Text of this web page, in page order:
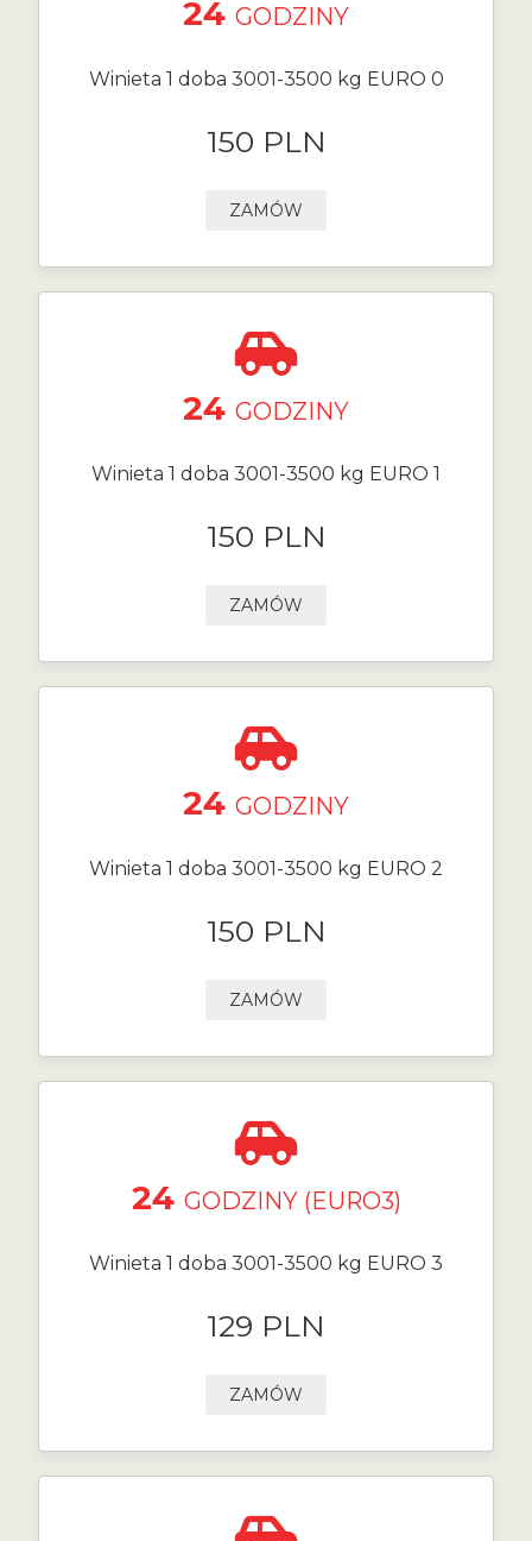
24 GODZINY
Winieta 1 doba 3001-3500 kg EURO 0
150 PLN
ZAMÓW
24 GODZINY
Winieta 1 doba 3001-3500 kg EURO 1
150 PLN
ZAMÓW
24 GODZINY
Winieta 1 doba 3001-3500 kg EURO 2
150 PLN
ZAMÓW
24 GODZINY (EURO3)
Winieta 1 doba 3001-3500 kg EURO 3
129 PLN
ZAMÓW